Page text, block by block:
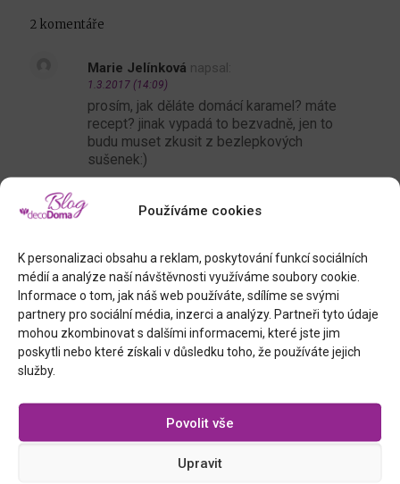
Používáme cookies
K personalizaci obsahu a reklam, poskytování funkcí sociálních
médií a analýze naší návštěvnosti využíváme soubory cookie.
Informace o tom, jak náš web používáte, sdílíme se svými
partnery pro sociální média, inzerci a analýzy. Partneři tyto údaje
mohou zkombinovat s dalšími informacemi, které jste jim
poskytli nebo které získali v důsledku toho, že používáte jejich
služby.
Povolit vše
Upravit
2 komentáře
Marie Jelínková napsal:
1.3.2017 (14:09)
prosím, jak děláte domácí karamel? máte
recept? jinak vypadá to bezvadně, jen to
budu muset zkusit z bezlepkových
sušenek:)
Paní Jelínková,
karamel si vytvoříte ze 300 g krupicového
cukru / 200 g smetany 30-33% / 130 g
másla. Pozor, tekutina může později prskat,
doporučuji vyšší hrnec s těžkým dnem. Do
hrnce dejte cukr, občas míchněte, a nechte
nepřežeňte to, může se spálit. Pak přidejte
máslo a vše rozmíchejte dohladka. Mezitím
si ohřejte smetanu (studená nesmí do té